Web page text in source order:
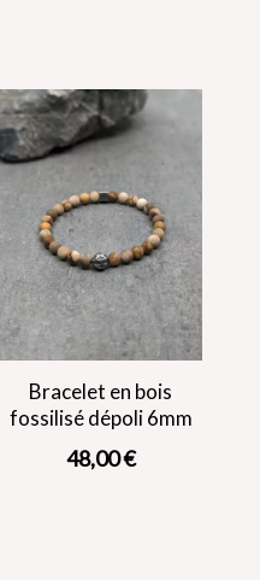
Bracelet en bois
fossilisé dépoli 6mm
48,00€